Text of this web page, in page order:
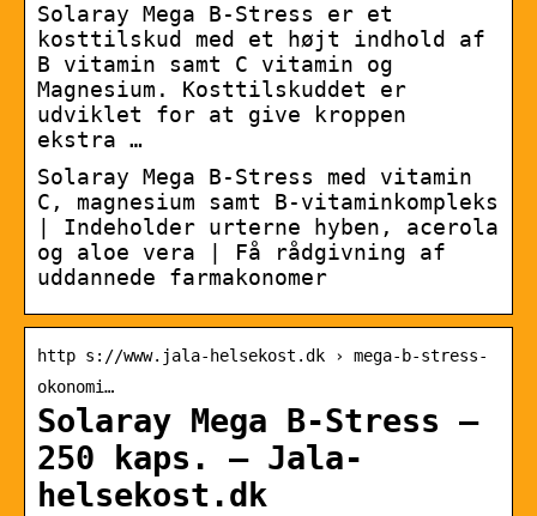
Solaray Mega B-Stress er et
kosttilskud med et højt indhold af
B vitamin samt C vitamin og
Magnesium. Kosttilskuddet er
udviklet for at give kroppen
ekstra …
Solaray Mega B-Stress med vitamin
C, magnesium samt B-vitaminkompleks
| Indeholder urterne hyben, acerola
og aloe vera | Få rådgivning af
uddannede farmakonomer
http s://www.jala-helsekost.dk › mega-b-stress-
okonomi…
Solaray Mega B-Stress –
250 kaps. – Jala-
helsekost.dk